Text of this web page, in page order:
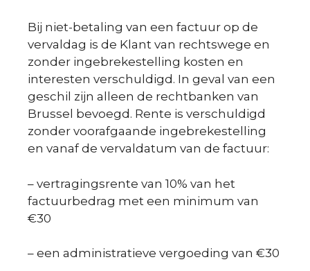
Bij niet-betaling van een factuur op de
vervaldag is de Klant van rechtswege en
zonder ingebrekestelling kosten en
interesten verschuldigd. In geval van een
geschil zijn alleen de rechtbanken van
Brussel bevoegd. Rente is verschuldigd
zonder voorafgaande ingebrekestelling
en vanaf de vervaldatum van de factuur:
– vertragingsrente van 10% van het
factuurbedrag met een minimum van
€30
– een administratieve vergoeding van €30